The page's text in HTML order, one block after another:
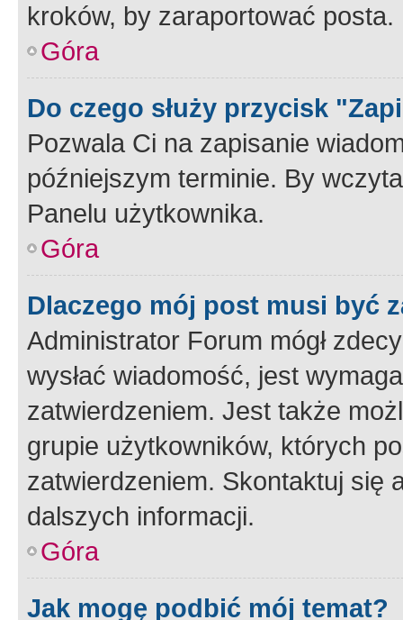
kroków, by zaraportować posta.
Góra
Do czego służy przycisk
Pozwala Ci na zapisanie
późniejszym terminie. By
Panelu użytkownika.
Góra
Dlaczego mój post musi być
Administrator Forum mógł
wysłać wiadomość, jest
zatwierdzeniem. Jest także
grupie użytkowników, których
zatwierdzeniem. Skontaktuj się
dalszych informacji.
Góra
Jak mogę podbić mój temat?